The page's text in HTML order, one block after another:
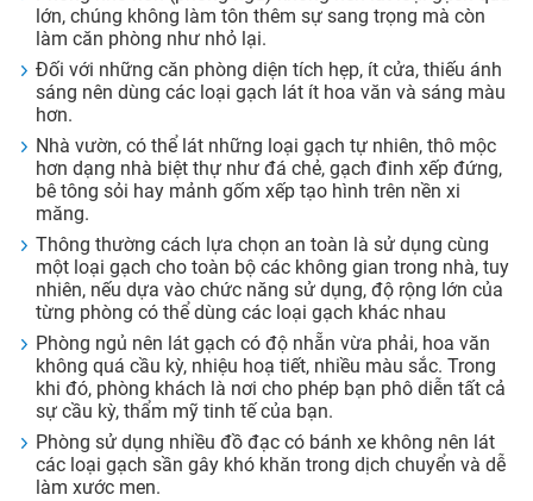
lớn, chúng không làm tôn thêm sự sang trọng mà còn
làm căn phòng như nhỏ lại.
Đối với những căn phòng diện tích hẹp, ít cửa, thiếu ánh
sáng nên dùng các loại gạch lát ít hoa văn và sáng màu
hơn.
Nhà vườn, có thể lát những loại gạch tự nhiên, thô mộc
hơn dạng nhà biệt thự như đá chẻ, gạch đinh xếp đứng,
bê tông sỏi hay mảnh gốm xếp tạo hình trên nền xi
măng.
Thông thường cách lựa chọn an toàn là sử dụng cùng
một loại gạch cho toàn bộ các không gian trong nhà, tuy
nhiên, nếu dựa vào chức năng sử dụng, độ rộng lớn của
từng phòng có thể dùng các loại gạch khác nhau
Phòng ngủ nên lát gạch có độ nhẵn vừa phải, hoa văn
không quá cầu kỳ, nhiệu hoạ tiết, nhiều màu sắc. Trong
khi đó, phòng khách là nơi cho phép bạn phô diễn tất cả
sự cầu kỳ, thẩm mỹ tinh tế của bạn.
Phòng sử dụng nhiều đồ đạc có bánh xe không nên lát
các loại gạch sần gây khó khăn trong dịch chuyển và dễ
làm xước men.